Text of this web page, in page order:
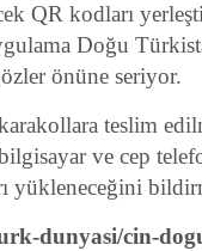
QR kodları
Doğu
önüne seriyor.
teslim
ve cep
yükleneceğini
dunyasi/cin-